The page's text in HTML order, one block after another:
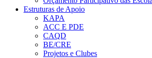
Estruturas de Apoio
KAPA
ACC E PDE
CAQD
BE/CRE
Projetos e Clubes